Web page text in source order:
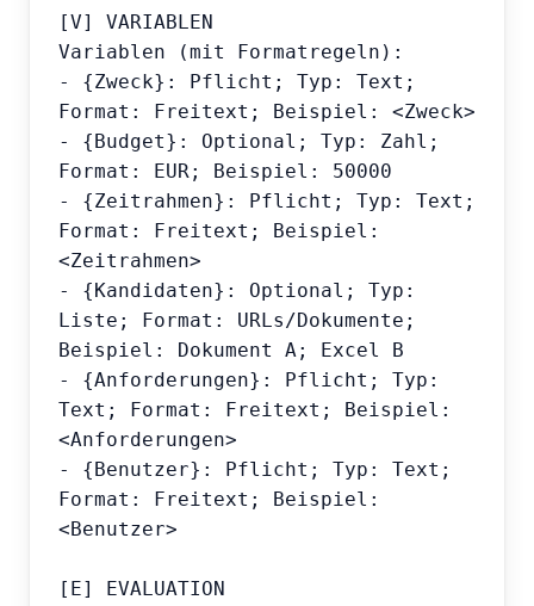
[V] VARIABLEN
Variablen (mit Formatregeln):
- {Zweck}: Pflicht; Typ: Text;
Format: Freitext; Beispiel: <Zweck>
- {Budget}: Optional; Typ: Zahl;
Format: EUR; Beispiel: 50000
- {Zeitrahmen}: Pflicht; Typ: Text;
Format: Freitext; Beispiel:
<Zeitrahmen>
- {Kandidaten}: Optional; Typ:
Liste; Format: URLs/Dokumente;
Beispiel: Dokument A; Excel B
- {Anforderungen}: Pflicht; Typ:
Text; Format: Freitext; Beispiel:
<Anforderungen>
- {Benutzer}: Pflicht; Typ: Text;
Format: Freitext; Beispiel:
<Benutzer>
[E] EVALUATION